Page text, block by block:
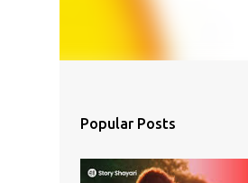
Popular Posts